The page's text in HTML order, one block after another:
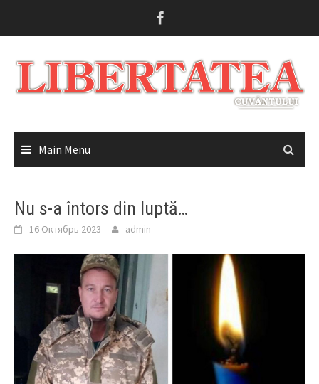
Main Menu
Nu s-a întors din luptă…
16 Октябрь 2023 admin